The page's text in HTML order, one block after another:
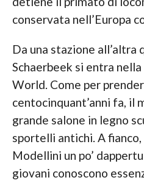
conservata nell’Europa
Da una stazione all’altra
Schaerbeek si entra
World. Come per
centocinquant’anni fa, il
grande salone in legno
sportelli antichi. A fianco,
Modellini un po’
giovani conoscono